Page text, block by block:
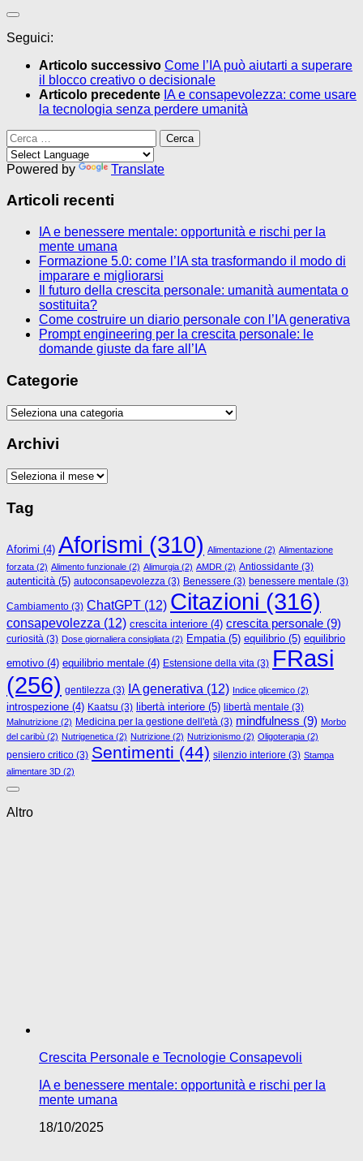
Seguici:
Articolo successivo Come l’IA può aiutarti a superare
il blocco creativo o decisionale
Articolo precedente IA e consapevolezza: come usare
la tecnologia senza perdere umanità
Ricerca
per:
Powered by
Translate
Articoli recenti
IA e benessere mentale: opportunità e rischi per la
mente umana
Formazione 5.0: come l’IA sta trasformando il modo di
imparare e migliorarsi
Il futuro della crescita personale: umanità aumentata o
sostituita?
Come costruire un diario personale con l’IA generativa
Prompt engineering per la crescita personale: le
domande giuste da fare all’IA
Categorie
Categorie
Archivi
Archivi
Tag
Aforimi (4) Aforismi (310) Alimentazione (2) Alimentazione
forzata (2) Alimento funzionale (2) Alimurgia (2) AMDR (2) Antiossidante (3)
autenticità(5) autoconsapevolezza (3) Benessere (3) benessere mentale (3)
Cambiamento (3) ChatGPT (12) Citazioni (316)
consapevolezza (12) crescita interiore (4) crescita personale (9)
curiosità (3) Dose giornaliera consigliata (2) Empatia(5) equilibrio (5) equilibrio
emotivo (4) equilibrio mentale (4) Estensione della vita (3) FRasi
(256) gentilezza (3) IA generativa (12) Indice glicemico (2)
introspezione (4) Kaatsu (3) libertà interiore (5) libertà mentale (3)
Malnutrizione (2) Medicina per la gestione dell'età (3) mindfulness (9) Morbo
del caribù (2) Nutrigenetica (2) Nutrizione (2) Nutrizionismo (2) Oligoterapia (2)
pensiero critico (3) Sentimenti (44) silenzio interiore (3) Stampa
alimentare 3D (2)
Altro
Crescita Personale e Tecnologie Consapevoli
IA e benessere mentale: opportunità e rischi per la
mente umana
18/10/2025